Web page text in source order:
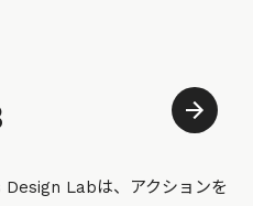
Labは、アクションを